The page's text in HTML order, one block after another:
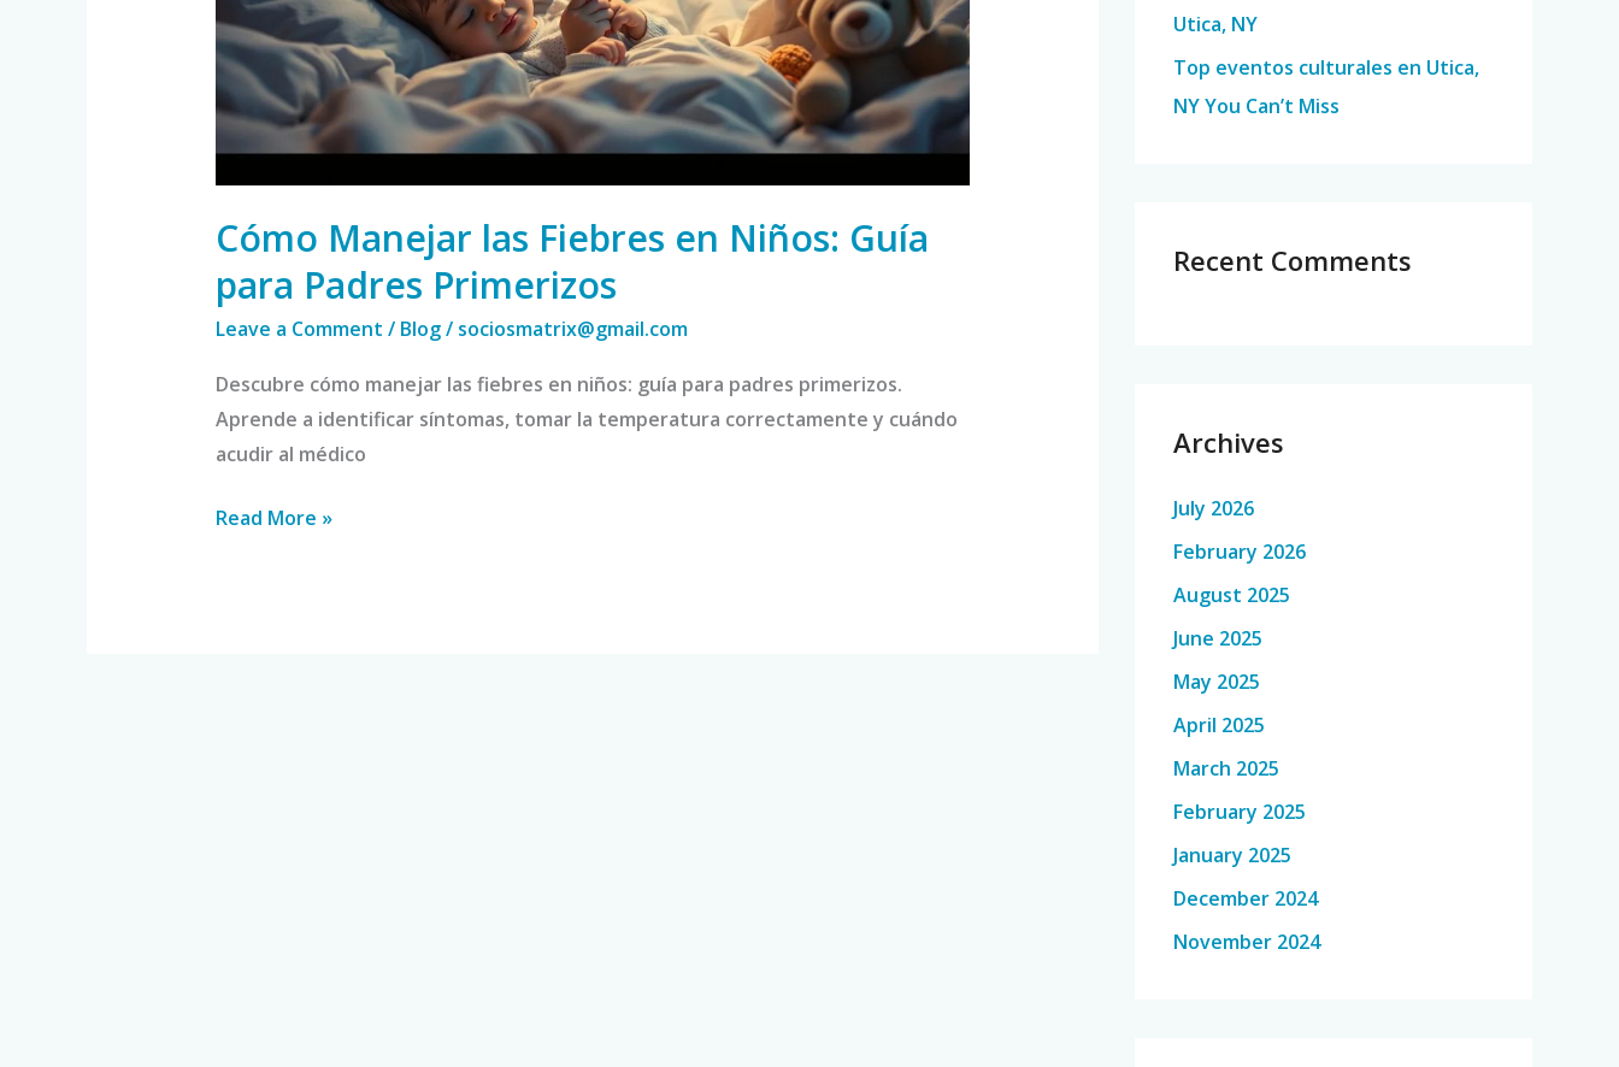
Cómo Manejar las Fiebres en Niños: Guía
para Padres Primerizos
Leave a Comment / Blog/ sociosmatrix@gmail.com
Descubre cómo manejar las fiebres en niños: guía para padres primerizos.
Aprende a identificar síntomas, tomar la temperatura correctamente y cuándo
acudir al médico
para
Padres
Primerizos
Read More »
Utica, NY
Top eventos culturales en Utica,
NY You Can’t Miss
Recent Comments
Archives
July 2026
February 2026
August 2025
June 2025
May 2025
April 2025
March 2025
February 2025
January 2025
December 2024
November 2024